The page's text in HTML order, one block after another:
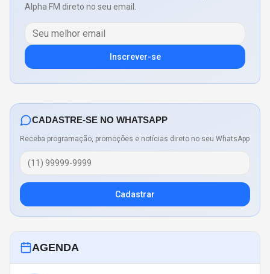
Alpha FM direto no seu email.
Inscrever-se
CADASTRE-SE NO WHATSAPP
Receba programação, promoções e notícias direto no seu WhatsApp
Cadastrar
AGENDA